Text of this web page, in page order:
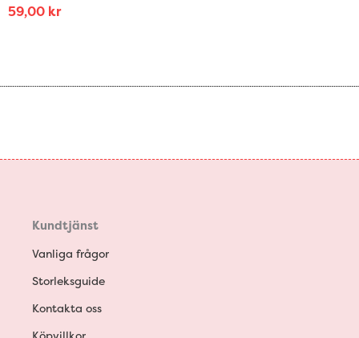
59,00 kr
Kundtjänst
Vanliga frågor
Storleksguide
Kontakta oss